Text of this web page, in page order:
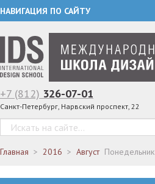
НАВИГАЦИЯ ПО САЙТУ
+7 (812) 326-07-01
Санкт-Петербург, Нарвский проспект, 22
Главная 2016 Август Понедельник